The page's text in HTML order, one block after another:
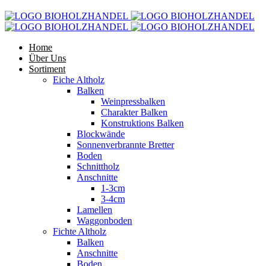
Home
Über Uns
Sortiment
Eiche Altholz
Balken
Weinpressbalken
Charakter Balken
Konstruktions Balken
Blockwände
Sonnenverbrannte Bretter
Boden
Schnittholz
Anschnitte
1-3cm
3-4cm
Lamellen
Waggonboden
Fichte Altholz
Balken
Anschnitte
Boden